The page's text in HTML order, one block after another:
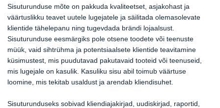
Sisuturunduse mõte on pakkuda kvaliteetset, asjakohast ja
väärtuslikku teavet uutele lugejatele ja säilitada olemasolevate
klientide tähelepanu ning tugevdada brändi lojaalsust.
Sisuturunduse eesmärgiks pole otsene toodete või teenuste
müük, vaid sihtrühma ja potentsiaalsete klientide teavitamine
küsimustest, mis puudutavad pakutavaid tooteid või teenuseid,
mis lugejale on kasulik. Kasuliku sisu abil toimub väärtuse
loomine, mis tekitab usaldust ja arendab kliendisuhet.
Sisuturunduseks sobivad kliendiajakirjad, uudiskirjad, raportid,